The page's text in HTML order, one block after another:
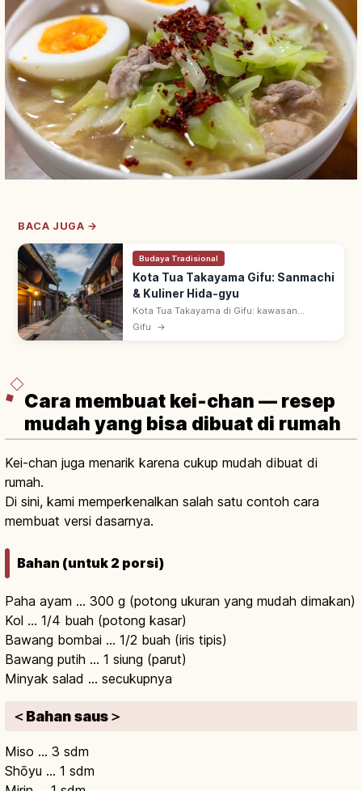
BACA JUGA →
Budaya Tradisional
Kota Tua Takayama Gifu: Sanmachi
& Kuliner Hida-gyu
Kota Tua Takayama di Gifu: kawasan
pelestarian bangunan tradisional zaman
Gifu →
Cara membuat kei-chan — resep
mudah yang bisa dibuat di rumah
Kei-chan juga menarik karena cukup mudah dibuat di
rumah.
Di sini, kami memperkenalkan salah satu contoh cara
membuat versi dasarnya.
Bahan (untuk 2 porsi)
Paha ayam … 300 g (potong ukuran yang mudah dimakan)
Kol … 1/4 buah (potong kasar)
Bawang bombai … 1/2 buah (iris tipis)
Bawang putih … 1 siung (parut)
Minyak salad … secukupnya
＜Bahan saus＞
Miso … 3 sdm
Shōyu … 1 sdm